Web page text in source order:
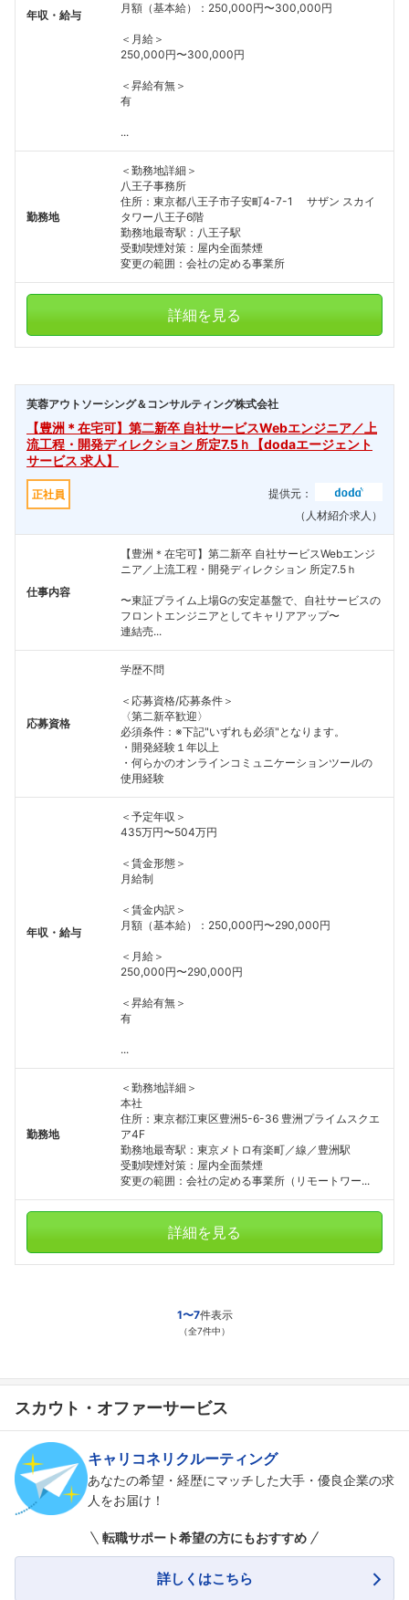
フォローしました
こちらの企業もフォローしませんか？
年収・給与
月額（基本給）：250,000円〜300,000円
＜月給＞
250,000円〜300,000円
＜昇給有無＞
有
...
勤務地
＜勤務地詳細＞
八王子事務所
住所：東京都八王子市子安町4-7-1 サザン スカイ
タワー八王子6階
勤務地最寄駅：八王子駅
受動喫煙対策：屋内全面禁煙
変更の範囲：会社の定める事業所
詳細を見る
芙蓉アウトソーシング＆コンサルティング株式会社
【豊洲＊在宅可】第二新卒 自社サービスWebエンジニア／上
流工程・開発ディレクション 所定7.5ｈ【dodaエージェント
サービス 求人】
正社員
提供元：
（人材紹介求人）
仕事内容
【豊洲＊在宅可】第二新卒 自社サービスWebエンジ
ニア／上流工程・開発ディレクション 所定7.5ｈ
〜東証プライム上場Gの安定基盤で、自社サービスの
フロントエンジニアとしてキャリアアップ〜
連結売...
応募資格
学歴不問
＜応募資格/応募条件＞
〈第二新卒歓迎〉
必須条件：※下記"いずれも必須"となります。
・開発経験１年以上
・何らかのオンラインコミュニケーションツールの
使用経験
年収・給与
＜予定年収＞
435万円〜504万円
＜賃金形態＞
月給制
＜賃金内訳＞
月額（基本給）：250,000円〜290,000円
＜月給＞
250,000円〜290,000円
＜昇給有無＞
有
...
勤務地
＜勤務地詳細＞
本社
住所：東京都江東区豊洲5-6-36 豊洲プライムスクエ
ア4F
勤務地最寄駅：東京メトロ有楽町／線／豊洲駅
受動喫煙対策：屋内全面禁煙
変更の範囲：会社の定める事業所（リモートワー...
詳細を見る
1〜7件表示
（全7件中）
スカウト・オファーサービス
キャリコネリクルーティング
あなたの希望・経歴にマッチした大手・優良企業の求
人をお届け！
転職サポート希望の方にもおすすめ
詳しくはこちら